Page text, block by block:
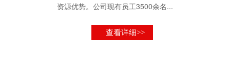
资源优势。公司现有员工3500余名...
查看详细>>